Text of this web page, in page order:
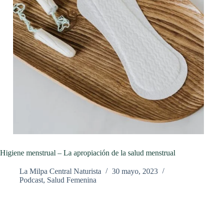
Higiene menstrual – La apropiación de la salud menstrual
La Milpa Central Naturista
30 mayo, 2023
Podcast, Salud Femenina